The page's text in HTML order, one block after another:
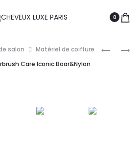
0
FRAMAR
FRAMAR
salon
Matériel de coiffure
Care Iconic Boar&Nylon